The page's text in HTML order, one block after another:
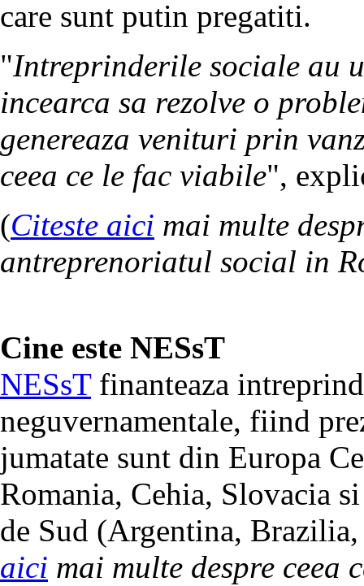
care sunt putin pregatiti.
"Intreprinderile sociale au
incearca sa rezolve o
genereaza venituri prin
ceea ce le fac viabile",
(Citeste aici mai multe
antreprenoriatul social in
Cine este NESsT
NESsTfinanteaza
neguvernamentale, fiind
jumatate sunt din Europa
Romania, Cehia, Slovacia
de Sud (Argentina,
aici mai multe despre ceea